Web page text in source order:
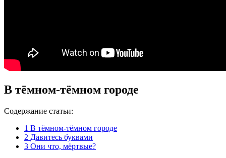
В тёмном-тёмном городе
Содержание статьи:
1 В тёмном-тёмном городе
2 Давитесь буквами
3 Они что, мёртвые?